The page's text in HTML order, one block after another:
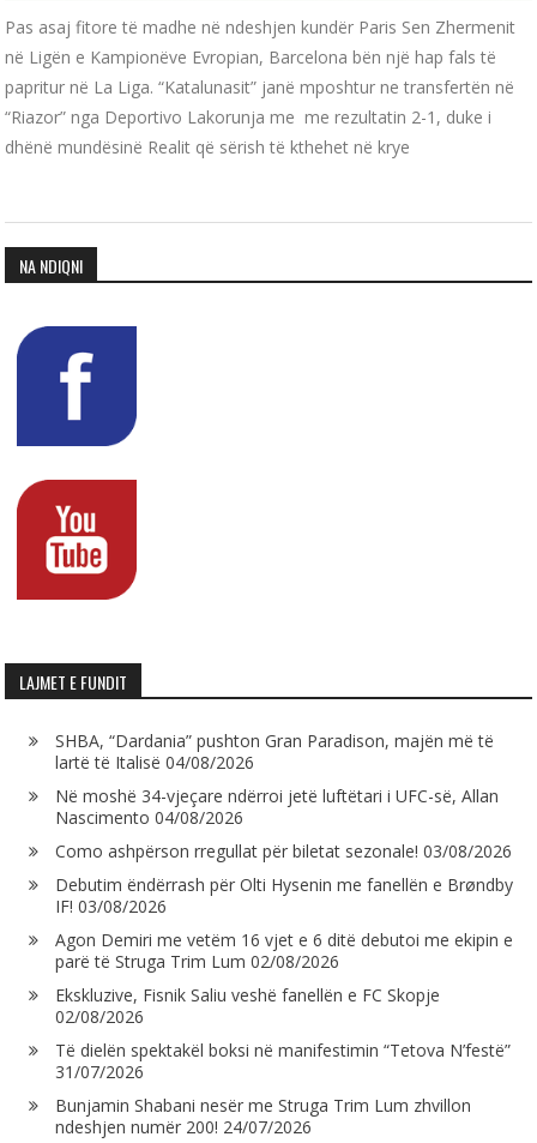
Pas asaj fitore të madhe në ndeshjen kundër Paris Sen Zhermenit
në Ligën e Kampionëve Evropian, Barcelona bën një hap fals të
papritur në La Liga. “Katalunasit” janë mposhtur ne transfertën në
“Riazor” nga Deportivo Lakorunja me me rezultatin 2-1, duke i
dhënë mundësinë Realit që sërish të kthehet në krye
NA NDIQNI
LAJMET E FUNDIT
SHBA, “Dardania” pushton Gran Paradison, majën më të
lartë të Italisë 04/08/2026
Në moshë 34-vjeçare ndërroi jetë luftëtari i UFC-së, Allan
Nascimento 04/08/2026
Como ashpërson rregullat për biletat sezonale! 03/08/2026
Debutim ëndërrash për Olti Hysenin me fanellën e Brøndby
IF! 03/08/2026
Agon Demiri me vetëm 16 vjet e 6 ditë debutoi me ekipin e
parë të Struga Trim Lum 02/08/2026
Ekskluzive, Fisnik Saliu veshë fanellën e FC Skopje
02/08/2026
Të dielën spektakël boksi në manifestimin “Tetova N’festë”
31/07/2026
Bunjamin Shabani nesër me Struga Trim Lum zhvillon
ndeshjen numër 200! 24/07/2026